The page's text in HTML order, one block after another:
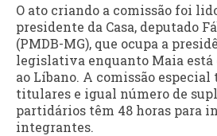
O ato criando a comissão foi
presidente da Casa, deputado
(PMDB-MG), que ocupa a
legislativa enquanto Maia
ao Líbano. A comissão especial
titulares e igual número de
partidários têm 48 horas para
integrantes.